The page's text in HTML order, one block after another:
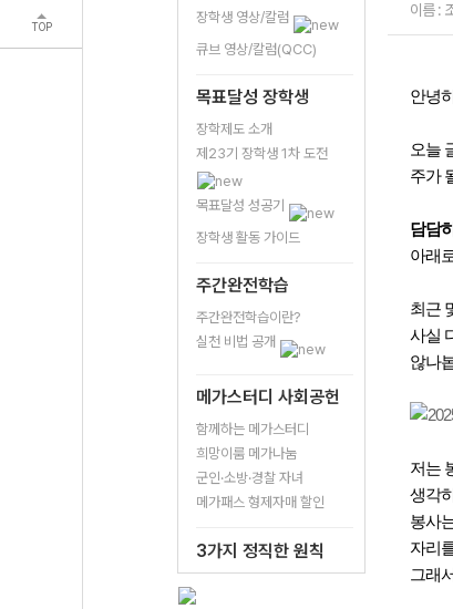
TOP
장학생 영상/칼럼
큐브 영상/칼럼(QCC)
목표달성 장학생
장학제도 소개
제23기 장학생 1차 도전
목표달성 성공기
장학생 활동 가이드
주간완전학습
주간완전학습이란?
실천 비법 공개
메가스터디 사회공헌
함께하는 메가스터디
희망이룸 메가나눔
군인·소방·경찰 자녀
메가패스 형제자매 할인
3가지 정직한 원칙
이름 :
안녕
오늘
주가
담담
아래
최근
사실
않나
저는
생각
봉사
자리
그래